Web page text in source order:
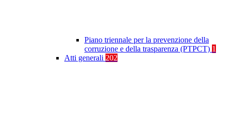
Piano triennale per la prevenzione della
corruzione e della trasparenza (PTPCT) 1
Atti generali 202